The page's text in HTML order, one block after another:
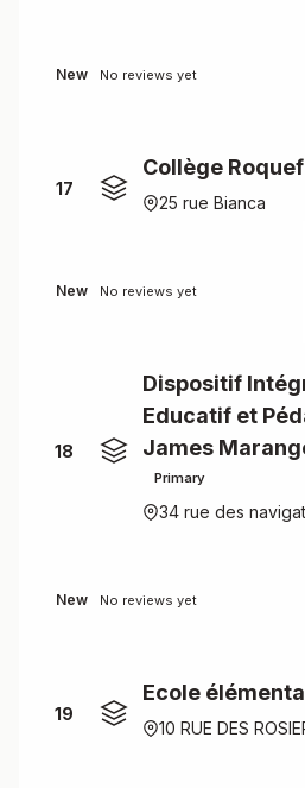
New No reviews yet
17
Collège
25 rue Bianca
New No reviews yet
18
Dispositif
Educatif et
James
Primary
34 rue des
New No reviews yet
19
Ecole
10 RUE DES